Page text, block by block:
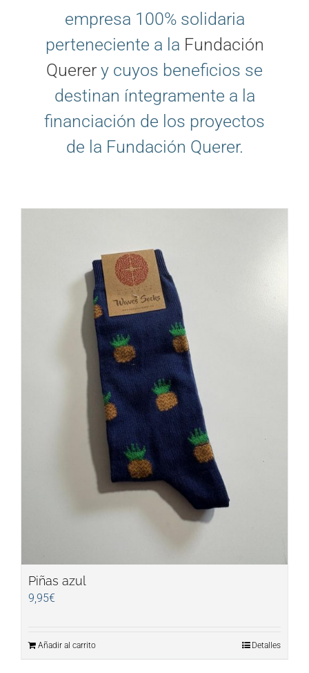
empresa 100% solidaria
perteneciente a la Fundación
Querer y cuyos beneficios se
destinan íntegramente a la
financiación de los proyectos
de la Fundación Querer.
Piñas azul
9,95€
Añadir al carrito Detalles